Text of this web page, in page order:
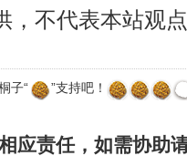
，不代表本站观点
子“ ”支持吧！
应责任，如需协助